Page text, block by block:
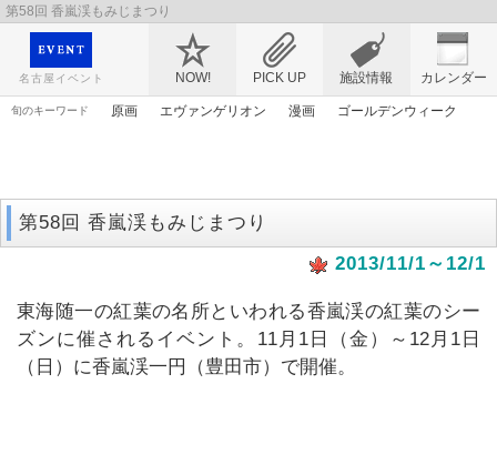
第58回 香嵐渓もみじまつり
映画や音楽コンサート、レジャーやアート、テレビ、ショップ、出会い、転職まで名古
屋のイベント情報を幅広く掲載
名古屋イベント NOW! PICK UP カレンダー
施設情報
旬のキーワード 原画 エヴァンゲリオン 漫画
ゴールデンウィーク
第58回 香嵐渓もみじまつり
2013/11/1～12/1
東海随一の紅葉の名所といわれる香嵐渓の紅葉のシー
ズンに催されるイベント。11月1日（金）～12月1日
（日）に香嵐渓一円（豊田市）で開催。